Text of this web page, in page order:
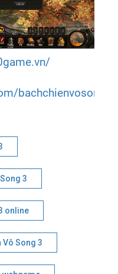
bachchienvosong3/
3
online
Vô Song 3